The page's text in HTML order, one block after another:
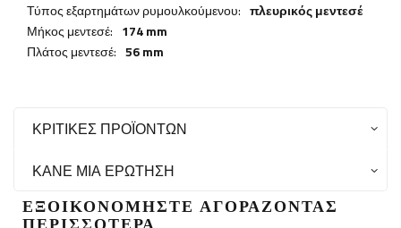
Τύπος εξαρτημάτων ρυμουλκούμενου: πλευρικός μεντεσέ
Μήκος μεντεσέ: 174 mm
Πλάτος μεντεσέ: 56 mm
ΚΡΙΤΙΚΈΣ ΠΡΟΪΌΝΤΩΝ
ΚΆΝΕ ΜΙΑ ΕΡΏΤΗΣΗ
ΕΞΟΙΚΟΝΟΜΉΣΤΕ ΑΓΟΡΆΖΟΝΤΑΣ
ΠΕΡΙΣΣΌΤΕΡΑ